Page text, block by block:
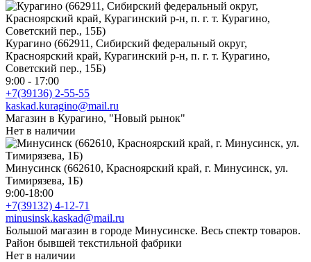
Курагино (662911, Сибирский федеральный округ,
Красноярский край, Курагинский р-н, п. г. т. Курагино,
Советский пер., 15Б)
9:00 - 17:00
+7(39136) 2-55-55
kaskad.kuragino@mail.ru
Магазин в Курагино, "Новый рынок"
Нет в наличии
Минусинск (662610, Красноярский край, г. Минусинск, ул.
Тимирязева, 1Б)
9:00-18:00
+7(39132) 4-12-71
minusinsk.kaskad@mail.ru
Большой магазин в городе Минусинске. Весь спектр товаров.
Район бывшей текстильной фабрики
Нет в наличии